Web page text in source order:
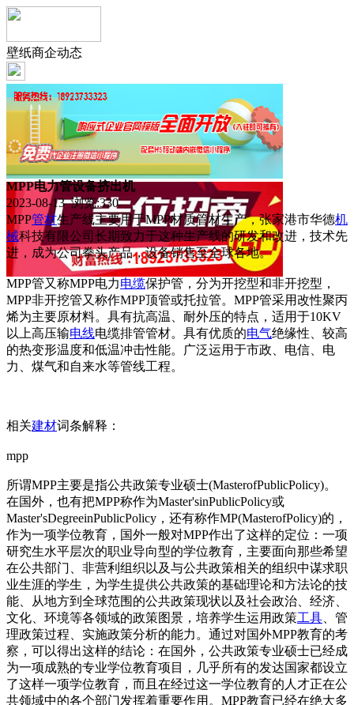
壁纸商企动态
MPP电力管设备挤出机
2023-08-13 浏览:330
MPP管材生产线主要用于MPP材质管材生产，张家港市华德机
械科技有限公司长期致力于这种生产线的研发和改进，技术先
进，成为公司拳头产品，设备销售至全球各地。
MPP管又称MPP电力电缆保护管，分为开挖型和非开挖型，
MPP非开挖管又称作MPP顶管或托拉管。MPP管采用改性聚丙
烯为主要原材料。具有抗高温、耐外压的特点，适用于10KV
以上高压输电线电缆排管管材。具有优质的电气绝缘性、较高
的热变形温度和低温冲击性能。广泛运用于市政、电信、电
力、煤气和自来水等管线工程。
相关建材词条解释：
mpp
所谓MPP主要是指公共政策专业硕士(MasterofPublicPolicy)。
在国外，也有把MPP称作为Master'sinPublicPolicy或
Master'sDegreeinPublicPolicy，还有称作MP(MasterofPolicy)的，
作为一项学位教育，国外一般对MPP作出了这样的定位：一项
研究生水平层次的职业导向型的学位教育，主要面向那些希望
在公共部门、非营利组织以及与公共政策相关的组织中谋求职
业生涯的学生，为学生提供公共政策的基础理论和方法论的技
能、从地方到全球范围的公共政策现状以及社会政治、经济、
文化、环境等各领域的政策图景，培养学生运用政策工具 、管
理政策过程、实施政策分析的能力。通过对国外MPP教育的考
察，可以得出这样的结论：在国外，公共政策专业硕士已经成
为一项成熟的专业学位教育项目，几乎所有的发达国家都设立
了这样一项学位教育，而且在经过这一学位教育的人才正在公
共领域中的各个部门发挥着重要作用。MPP教育已经在绝大多